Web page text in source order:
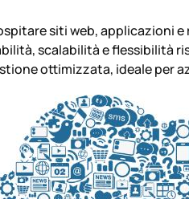
siti web, applicazioni
scalabilità e flessibilità
ottimizzata, ideale per